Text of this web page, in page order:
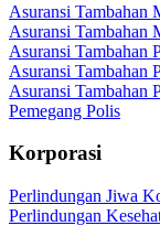
Asuransi Tambahan
Asuransi Tambahan
Asuransi Tambahan
Asuransi Tambahan
Asuransi Tambahan
Pemegang Polis
Korporasi
Perlindungan Jiwa
Perlindungan